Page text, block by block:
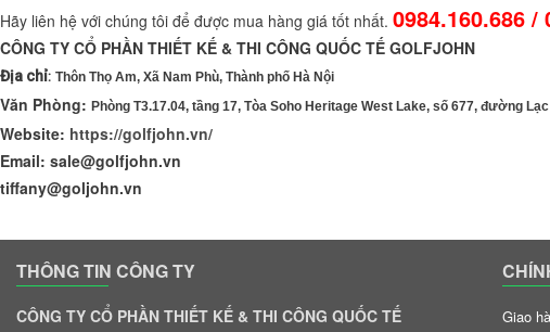
Hãy liên hệ với chúng tôi để được mua hàng giá tốt nhất. 0984.160.686 /
CÔNG TY CỔ PHẦN THIẾT KẾ & THI CÔNG QUỐC TẾ
Địa chỉ: Thôn Thọ Am, Xã Nam Phù, Thành phố Hà Nội
Văn Phòng: Phòng T3.17.04, tầng 17, Tòa Soho Heritage West Lake, số 677, đường
Website: https://golfjohn.vn/
Email: sale@golfjohn.vn
tiffany@goljohn.vn
THÔNG TIN CÔNG TY
CÔNG TY CỔ PHẦN THIẾT KẾ & THI CÔNG QUỐC TẾ
Giao